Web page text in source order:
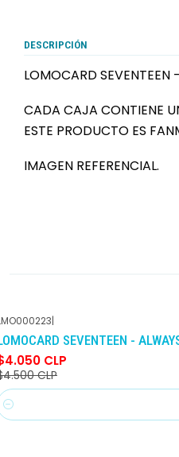
DESCRIPCIÓN
LOMOCARD SEVENTEEN
CADA CAJA CONTIENE
ESTE PRODUCTO ES
IMAGEN REFERENCIAL.
-10% DCTO
|
SEVENTEEN -
CLP
CLP